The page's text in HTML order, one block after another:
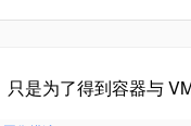
是为了得到容器与